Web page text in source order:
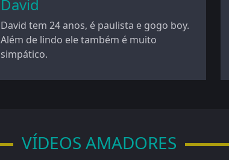
David
David tem 24 anos, é paulista e gogo boy.
Além de lindo ele também é muito
simpático.
VÍDEOS AMADORES